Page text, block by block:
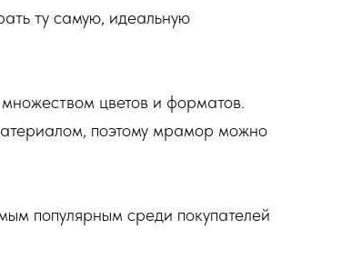
ту самую, идеальную
цветов и форматов.
поэтому мрамор можно
популярным среди покупателей